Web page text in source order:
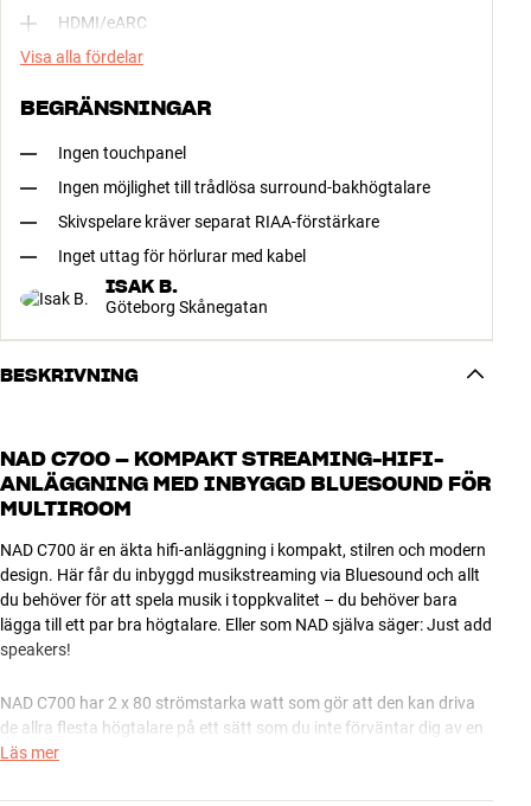
HDMI/eARC
Visa alla fördelar
BEGRÄNSNINGAR
Ingen touchpanel
Ingen möjlighet till trådlösa surround-bakhögtalare
Skivspelare kräver separat RIAA-förstärkare
Inget uttag för hörlurar med kabel
ISAK B.
Göteborg Skånegatan
BESKRIVNING
NAD C700 – KOMPAKT STREAMING-HIFI-
ANLÄGGNING MED INBYGGD BLUESOUND FÖR
MULTIROOM
NAD C700 är en äkta hifi-anläggning i kompakt, stilren och modern
design. Här får du inbyggd musikstreaming via Bluesound och allt
du behöver för att spela musik i toppkvalitet – du behöver bara
lägga till ett par bra högtalare. Eller som NAD själva säger: Just add
speakers!
NAD C700 har 2 x 80 strömstarka watt som gör att den kan driva
de allra flesta högtalare på ett sätt som du inte förväntar dig av en
så här kompakt förstärkare. Koppla till exempel ihop C700 med ett
har du en fantastiskt välspelande, kompakt och stilren
Läs mer